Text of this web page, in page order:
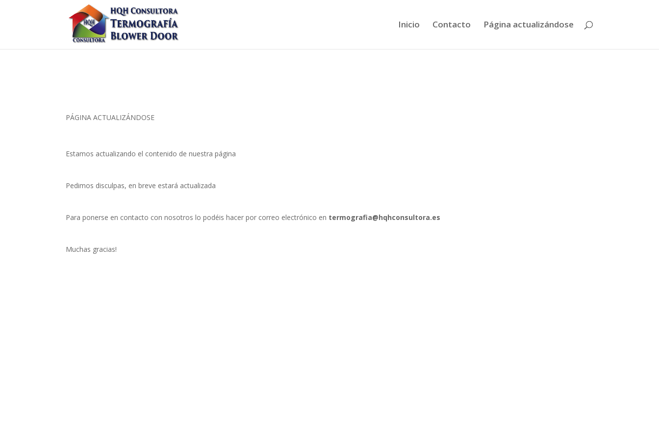
Inicio Contacto Página actualizándose
PÁGINA ACTUALIZÁNDOSE
Estamos actualizando el contenido de nuestra página
Pedimos disculpas, en breve estará actualizada
Para ponerse en contacto con nosotros lo podéis hacer por correo electrónico en termografia@hqhconsultora.es
Muchas gracias!